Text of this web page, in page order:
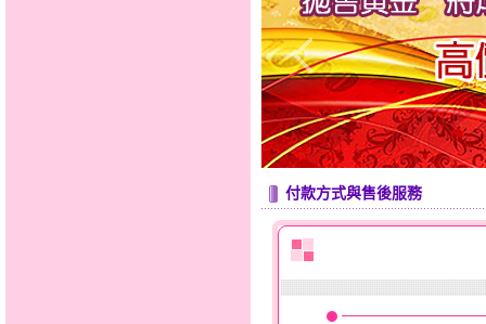
付款方式與售後服務